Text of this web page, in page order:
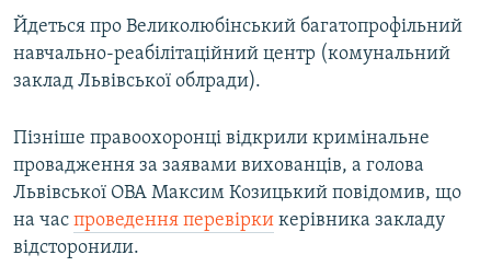
Йдеться про Великолюбінський багатопрофільний
навчально-реабілітаційний центр (комунальний
заклад Львівської облради).
Пізніше правоохоронці відкрили кримінальне
провадження за заявами вихованців, а голова
Львівської ОВА Максим Козицький повідомив, що
на час проведення перевірки керівника закладу
відсторонили.